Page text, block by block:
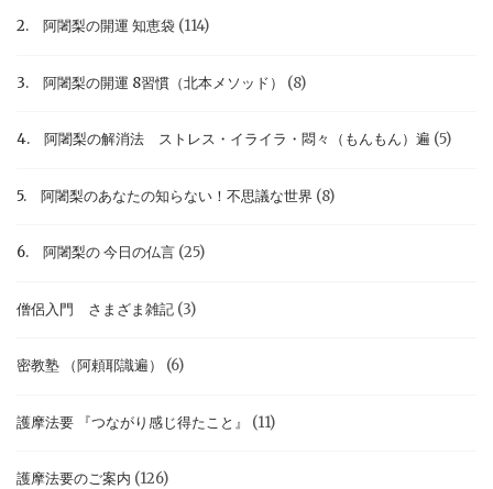
2. 阿闍梨の開運 知恵袋 (114)
3. 阿闍梨の開運 8習慣（北本メソッド） (8)
4. 阿闍梨の解消法 ストレス・イライラ・悶々（もんもん）遍 (5)
5. 阿闍梨のあなたの知らない！不思議な世界 (8)
6. 阿闍梨の 今日の仏言 (25)
僧侶入門 さまざま雑記 (3)
密教塾 （阿頼耶識遍） (6)
護摩法要 『つながり感じ得たこと』 (11)
護摩法要のご案内 (126)